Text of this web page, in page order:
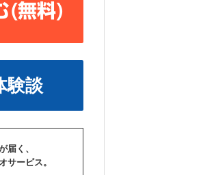
(無料)
験談
届く、
サービス。